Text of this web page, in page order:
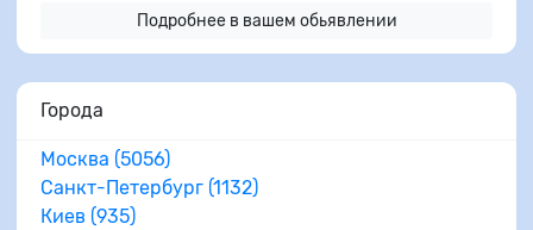
Подробнее в вашем обьявлении
Города
Москва (5056)
Санкт-Петербург (1132)
Киев (935)